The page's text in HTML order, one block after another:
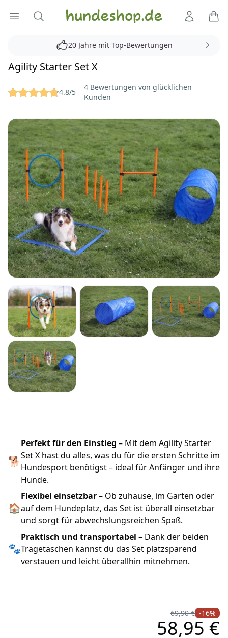
Menü öffnen
Suche Hundeshop.de
20 Jahre mit Top-Bewertungen
Agility Starter Set X
Reviews 4.8/5
4 Bewertungen von glücklichen
Kunden
Bilder
🐕
Perfekt für den Einstieg – Mit dem Agility Starter
Set X hast du alles, was du für die ersten Schritte im
Hundesport benötigst – ideal für Anfänger und ihre
Hunde.
🏠
Flexibel einsetzbar– Ob zuhause, im Garten oder
auf dem Hundeplatz, das Set ist überall einsetzbar
und sorgt für abwechslungsreichen Spaß.
🐾
Praktisch und transportabel – Dank der beiden
Tragetaschen kannst du das Set platzsparend
verstauen und leicht überallhin mitnehmen.
69,90 € -16%
58,95 €